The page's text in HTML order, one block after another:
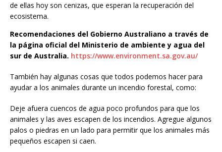
de ellas hoy son cenizas, que esperan la recuperación del
ecosistema.
Recomendaciones del Gobierno Australiano a través de
la página oficial del Ministerio de ambiente y agua del
sur de Australia. https://www.environment.sa.gov.au/
También hay algunas cosas que todos podemos hacer para
ayudar a los animales durante un incendio forestal, como:
Deje afuera cuencos de agua poco profundos para que los
animales y las aves escapen de los incendios. Agregue algunos
palos o piedras en un lado para permitir que los animales más
pequeños escapen si caen.